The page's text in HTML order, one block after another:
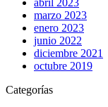
abril 2023
marzo 2023
enero 2023
junio 2022
diciembre 2021
octubre 2019
Categorías